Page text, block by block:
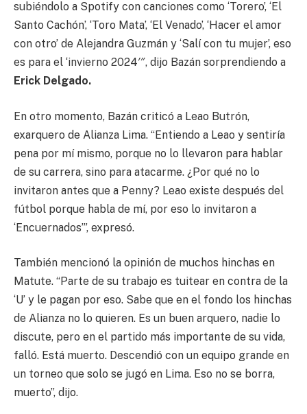
subiéndolo a Spotify con canciones como ‘Torero’, ‘El
Santo Cachón’, ‘Toro Mata’, ‘El Venado’, ‘Hacer el amor
con otro’ de Alejandra Guzmán y ‘Salí con tu mujer’, eso
es para el ‘invierno 2024′″, dijo Bazán sorprendiendo a
Erick Delgado.
En otro momento, Bazán criticó a Leao Butrón,
exarquero de Alianza Lima. “Entiendo a Leao y sentiría
pena por mí mismo, porque no lo llevaron para hablar
de su carrera, sino para atacarme. ¿Por qué no lo
invitaron antes que a Penny? Leao existe después del
fútbol porque habla de mí, por eso lo invitaron a
‘Encuernados’”, expresó.
También mencionó la opinión de muchos hinchas en
Matute. “Parte de su trabajo es tuitear en contra de la
‘U’ y le pagan por eso. Sabe que en el fondo los hinchas
de Alianza no lo quieren. Es un buen arquero, nadie lo
discute, pero en el partido más importante de su vida,
falló. Está muerto. Descendió con un equipo grande en
un torneo que solo se jugó en Lima. Eso no se borra,
muerto”, dijo.